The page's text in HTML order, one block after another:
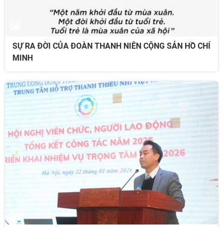
SỰ RA ĐỜI CỦA ĐOÀN THANH NIÊN CỘNG SẢN HỒ CHÍ
MINH